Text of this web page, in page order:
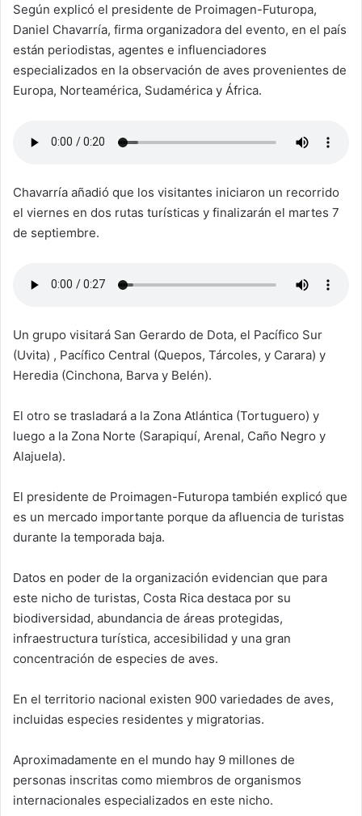
Según explicó el presidente de Proimagen-Futuropa,
Daniel Chavarría, firma organizadora del evento, en el país
están periodistas, agentes e influenciadores
especializados en la observación de aves provenientes de
Europa, Norteamérica, Sudamérica y África.
Chavarría añadió que los visitantes iniciaron un recorrido
el viernes en dos rutas turísticas y finalizarán el martes 7
de septiembre.
Un grupo visitará San Gerardo de Dota, el Pacífico Sur
(Uvita) , Pacífico Central (Quepos, Tárcoles, y Carara) y
Heredia (Cinchona, Barva y Belén).
El otro se trasladará a la Zona Atlántica (Tortuguero) y
luego a la Zona Norte (Sarapiquí, Arenal, Caño Negro y
Alajuela).
El presidente de Proimagen-Futuropa también explicó que
es un mercado importante porque da afluencia de turistas
durante la temporada baja.
Datos en poder de la organización evidencian que para
este nicho de turistas, Costa Rica destaca por su
biodiversidad, abundancia de áreas protegidas,
infraestructura turística, accesibilidad y una gran
concentración de especies de aves.
En el territorio nacional existen 900 variedades de aves,
incluidas especies residentes y migratorias.
Aproximadamente en el mundo hay 9 millones de
personas inscritas como miembros de organismos
internacionales especializados en este nicho.